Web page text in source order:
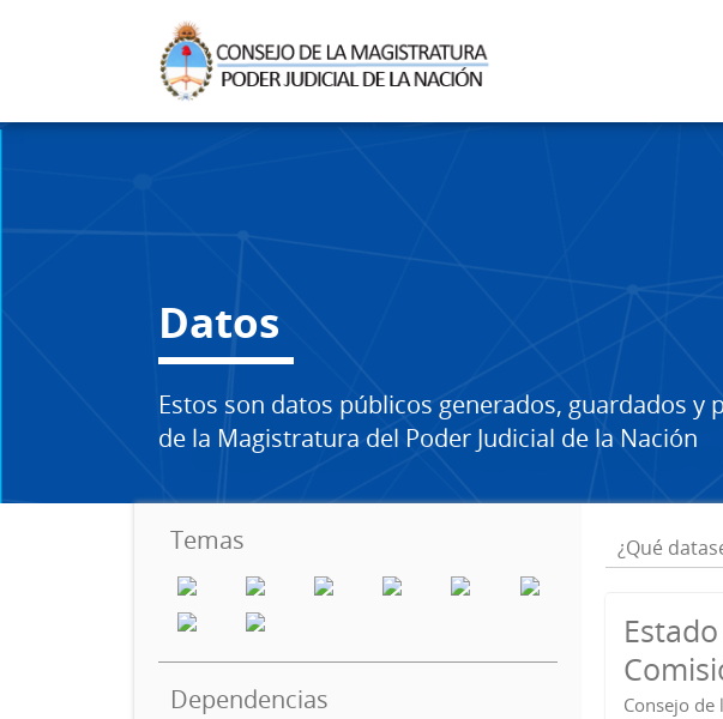
Datos
Estos son datos públicos generados, guardados y
de la Magistratura del Poder Judicial de la Nación
Temas
Dependencias Consejo